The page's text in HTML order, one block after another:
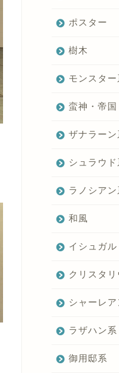
ポスター
樹木
モンスター
蛮神・帝国
ザナラーン
シュラウド
ラノシアン
和風
イシュガル
クリスタ
シャーレア
ラザハン系
御用邸系